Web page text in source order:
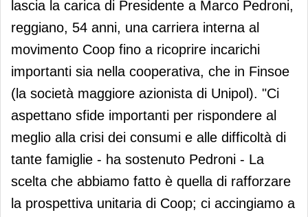
lascia la carica di Presidente a Marco Pedroni,
reggiano, 54 anni, una carriera interna al
movimento Coop fino a ricoprire incarichi
importanti sia nella cooperativa, che in Finsoe
(la società maggiore azionista di Unipol). "Ci
aspettano sfide importanti per rispondere al
meglio alla crisi dei consumi e alle difficoltà di
tante famiglie - ha sostenuto Pedroni - La
scelta che abbiamo fatto è quella di rafforzare
la prospettiva unitaria di Coop; ci accingiamo a